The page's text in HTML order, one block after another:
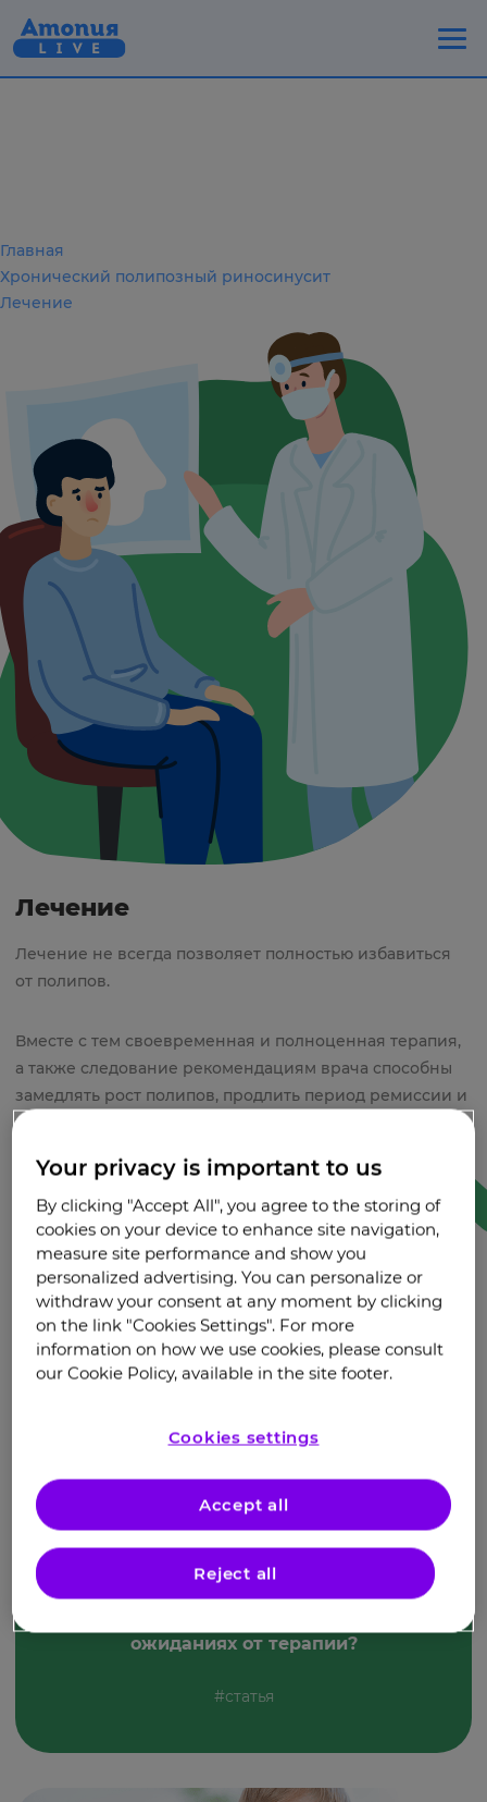
Главная
Хронический полипозный риносинусит
Лечение
Лечение
Лечение не всегда позволяет полностью избавиться
от полипов.
Вместе с тем своевременная и полноценная терапия,
а также следование рекомендациям врача способны
замедлять рост полипов, продлить период ремиссии и
улучшить качество жизни.
Фильтры
#статья #видео
ожиданиях от терапии?
#статья
Your privacy is important to us
By clicking "Accept All", you agree to the storing of
cookies on your device to enhance site navigation,
measure site performance and show you
personalized advertising. You can personalize or
withdraw your consent at any moment by clicking
on the link "Cookies Settings". For more
information on how we use cookies, please consult
our Cookie Policy, available in the site footer.
Cookies settings
Reject all
Accept all